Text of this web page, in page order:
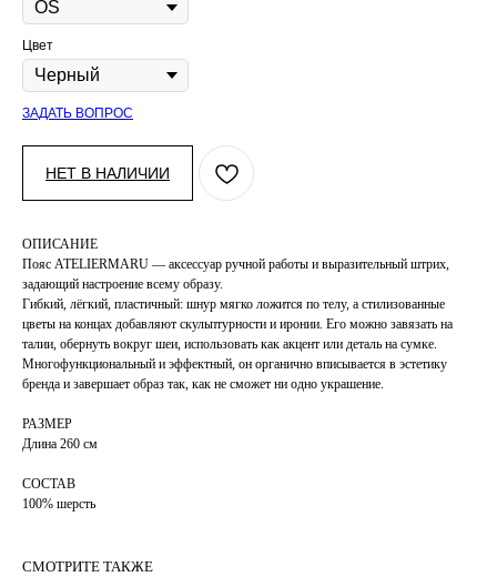
Цвет
ЗАДАТЬ ВОПРОС
НЕТ В НАЛИЧИИ
ОПИСАНИЕ
Пояс ATELIERMARU — аксессуар ручной работы и выразительный штрих,
задающий настроение всему образу.
Гибкий, лёгкий, пластичный: шнур мягко ложится по телу, а стилизованные
цветы на концах добавляют скульптурности и иронии. Его можно завязать на
талии, обернуть вокруг шеи, использовать как акцент или деталь на сумке.
Многофункциональный и эффектный, он органично вписывается в эстетику
бренда и завершает образ так, как не сможет ни одно украшение.
РАЗМЕР
Длина 260 см
СОСТАВ
100% шерсть
СМОТРИТЕ ТАКЖЕ